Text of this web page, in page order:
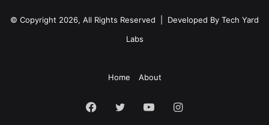
© Copyright 2026, All Rights Reserved | Developed By Tech Yard
Labs
Home About
Facebook
Twitter YouTubeInstagram